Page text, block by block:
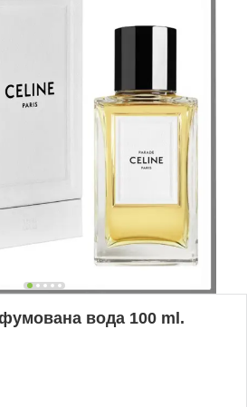
вода 100 ml.